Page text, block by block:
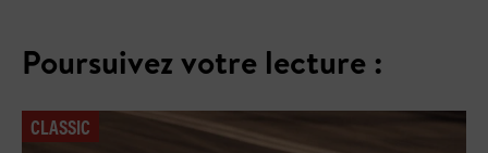
Poursuivez votre lecture :
CLASSIC